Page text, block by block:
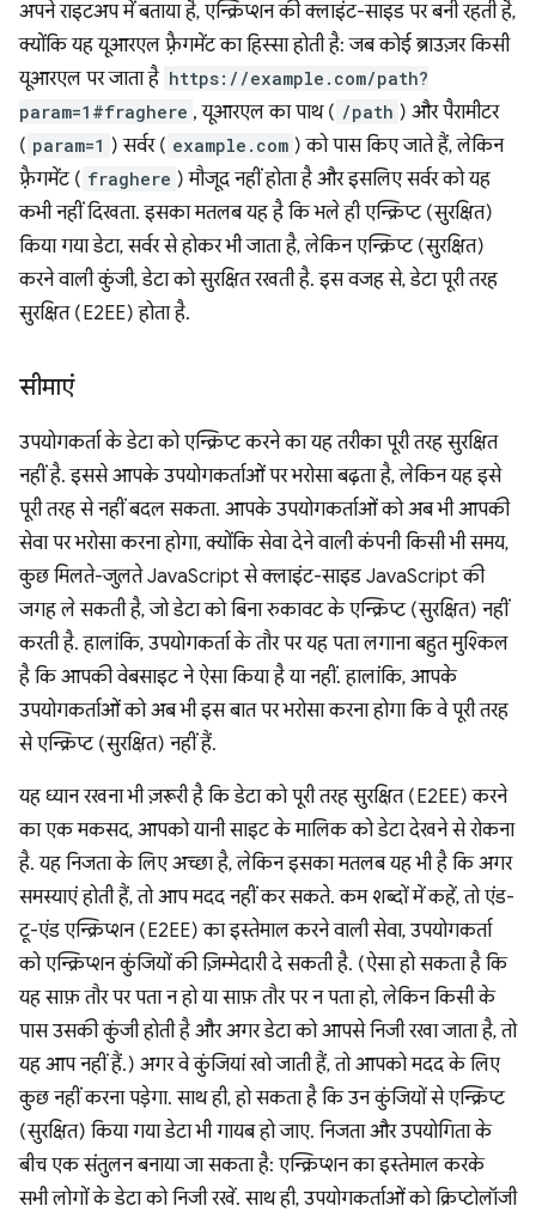
अपने राइटअप में बताया है, एन्क्रिप्शन की क्लाइंट-साइड पर बनी रहती है,
क्योंकि यह यूआरएल फ़्रैगमेंट का हिस्सा होती है: जब कोई ब्राउज़र किसी
यूआरएल पर जाता है https://example.com/path?
param=1#fraghere , यूआरएल का पाथ ( /path ) और पैरामीटर
( param=1 ) सर्वर ( example.com ) को पास किए जाते हैं, लेकिन
फ़्रैगमेंट ( fraghere ) मौजूद नहीं होता है और इसलिए सर्वर को यह
कभी नहीं दिखता. इसका मतलब यह है कि भले ही एन्क्रिप्ट (सुरक्षित)
किया गया डेटा, सर्वर से होकर भी जाता है, लेकिन एन्क्रिप्ट (सुरक्षित)
करने वाली कुंजी, डेटा को सुरक्षित रखती है. इस वजह से, डेटा पूरी तरह
सुरक्षित (E2EE) होता है.
सीमाएं
उपयोगकर्ता के डेटा को एन्क्रिप्ट करने का यह तरीका पूरी तरह सुरक्षित
नहीं है. इससे आपके उपयोगकर्ताओं पर भरोसा बढ़ता है, लेकिन यह इसे
पूरी तरह से नहीं बदल सकता. आपके उपयोगकर्ताओं को अब भी आपकी
सेवा पर भरोसा करना होगा, क्योंकि सेवा देने वाली कंपनी किसी भी समय,
कुछ मिलते-जुलते JavaScript से क्लाइंट-साइड JavaScript की
जगह ले सकती है, जो डेटा को बिना रुकावट के एन्क्रिप्ट (सुरक्षित) नहीं
करती है. हालांकि, उपयोगकर्ता के तौर पर यह पता लगाना बहुत मुश्किल
है कि आपकी वेबसाइट ने ऐसा किया है या नहीं. हालांकि, आपके
उपयोगकर्ताओं को अब भी इस बात पर भरोसा करना होगा कि वे पूरी तरह
से एन्क्रिप्ट (सुरक्षित) नहीं हैं.
यह ध्यान रखना भी ज़रूरी है कि डेटा को पूरी तरह सुरक्षित (E2EE) करने
का एक मकसद, आपको यानी साइट के मालिक को डेटा देखने से रोकना
है. यह निजता के लिए अच्छा है, लेकिन इसका मतलब यह भी है कि अगर
समस्याएं होती हैं, तो आप मदद नहीं कर सकते. कम शब्दों में कहें, तो एंड-
टू-एंड एन्क्रिप्शन (E2EE) का इस्तेमाल करने वाली सेवा, उपयोगकर्ता
को एन्क्रिप्शन कुंजियों की ज़िम्मेदारी दे सकती है. (ऐसा हो सकता है कि
यह साफ़ तौर पर पता न हो या साफ़ तौर पर न पता हो, लेकिन किसी के
पास उसकी कुंजी होती है और अगर डेटा को आपसे निजी रखा जाता है, तो
यह आप नहीं हैं.) अगर वे कुंजियां खो जाती हैं, तो आपको मदद के लिए
कुछ नहीं करना पड़ेगा. साथ ही, हो सकता है कि उन कुंजियों से एन्क्रिप्ट
(सुरक्षित) किया गया डेटा भी गायब हो जाए. निजता और उपयोगिता के
बीच एक संतुलन बनाया जा सकता है: एन्क्रिप्शन का इस्तेमाल करके
सभी लोगों के डेटा को निजी रखें. साथ ही, उपयोगकर्ताओं को क्रिप्टोलॉजी